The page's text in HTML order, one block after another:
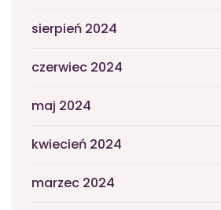
sierpień 2024
czerwiec 2024
maj 2024
kwiecień 2024
marzec 2024